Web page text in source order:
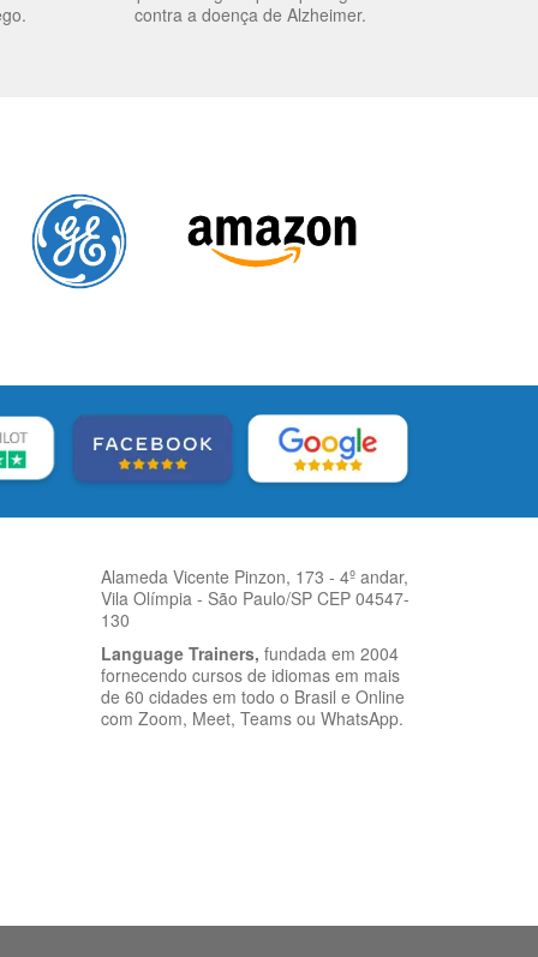
contra a doença de Alzheimer.
Alameda Vicente Pinzon, 173 - 4º andar,
Vila Olímpia - São Paulo/SP CEP 04547-
130
Language Trainers, fundada em 2004
fornecendo cursos de idiomas em mais
de 60 cidades em todo o Brasil e Online
com Zoom, Meet, Teams ou WhatsApp.